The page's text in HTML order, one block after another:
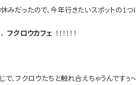
みだったので、今年行きたいスポットの1つ
フクロウカフェ ！！！！！！
で、フクロウたちと触れ合えちゃうんですぅ